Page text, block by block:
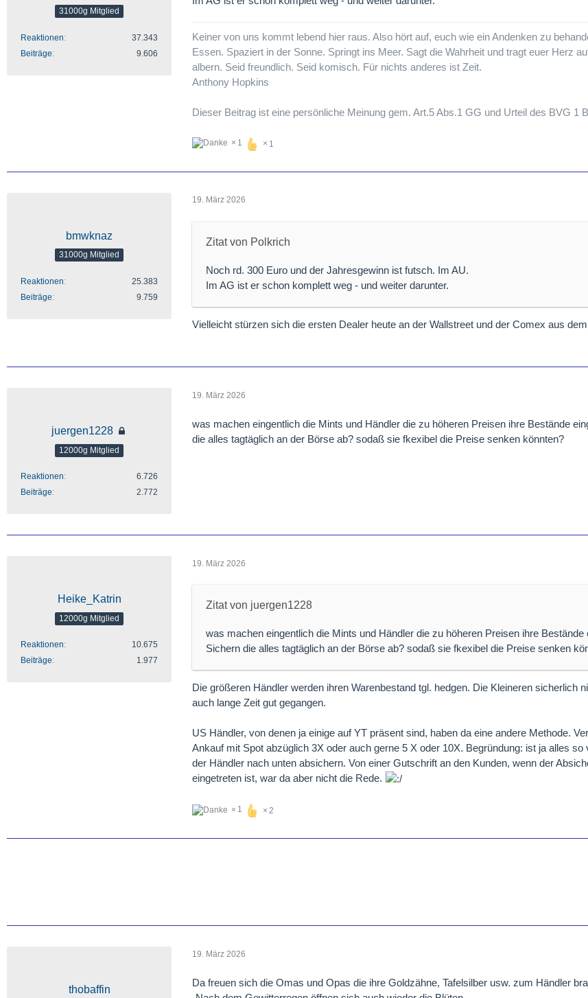
31000g Mitglied
Reaktionen
37.343
Beiträge
9.606
Keiner von uns kommt lebend hier raus. Also hört auf, euch wie ein Andenken zu
Essen. Spaziert in der Sonne. Springt ins Meer. Sagt die Wahrheit und tragt euer Herz
albern. Seid freundlich. Seid komisch. Für nichts anderes ist Zeit.
Anthony Hopkins
Dieser Beitrag ist eine persönliche Meinung gem. Art.5 Abs.1 GG und Urteil des BVG 1
1 1
bmwknaz
31000g Mitglied
Reaktionen
25.383
Beiträge
9.759
19. März 2026
Zitat von Polkrich
Noch rd. 300 Euro und der Jahresgewinn ist futsch. Im AU.
Im AG ist er schon komplett weg - und weiter darunter.
Vielleicht stürzen sich die ersten Dealer heute an der Wallstreet und der Comex aus
juergen1228
12000g Mitglied
Reaktionen
6.726
Beiträge
2.772
19. März 2026
was machen eingentlich die Mints und Händler die zu höheren Preisen ihre Bestände
die alles tagtäglich an der Börse ab? sodaß sie fkexibel die Preise senken könnten?
Heike_Katrin
12000g Mitglied
Reaktionen
10.675
Beiträge
1.977
19. März 2026
Zitat von juergen1228
was machen eingentlich die Mints und Händler die zu höheren Preisen ihre Bestände
Sichern die alles tagtäglich an der Börse ab? sodaß sie fkexibel die Preise senken
Die größeren Händler werden ihren Warenbestand tgl. hedgen. Die Kleineren sicherlich
auch lange Zeit gut gegangen.
US Händler, von denen ja einige auf YT präsent sind, haben da eine andere Methode.
Ankauf mit Spot abzüglich 3X oder auch gerne 5 X oder 10X. Begründung: ist ja alles
der Händler nach unten absichern. Von einer Gutschrift an den Kunden, wenn der
eingetreten ist, war da aber nicht die Rede.
1 2
thobaffin
19. März 2026
Da freuen sich die Omas und Opas die ihre Goldzähne, Tafelsilber usw. zum Händler